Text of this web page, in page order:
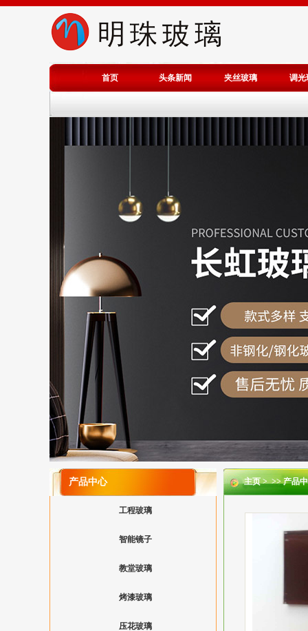
首页 头条新闻 夹丝玻璃 调光
产品中心
工程玻璃
智能镜子
教堂玻璃
烤漆玻璃
压花玻璃
主页> >>产品